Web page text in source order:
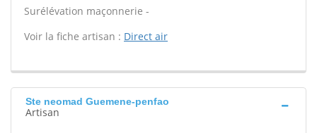
Surélévation maçonnerie -
Voir la fiche artisan : Direct air
Ste neomad Guemene-penfao
Artisan